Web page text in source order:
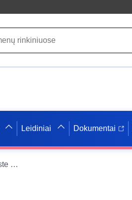
Leidiniai Dokumentai
Število posameznikov (16–74 let) po spletnem nakupu oz. naročnini vrste digitalnega izdelka ali storitve v zadnjih 3 mesecih, izobrazbi in spolu, Slovenija, letno